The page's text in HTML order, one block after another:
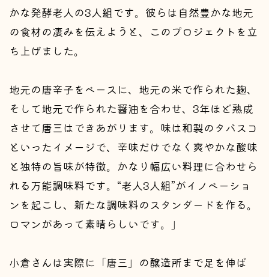
かな発酵老人の3人組です。彼らは自然豊かな地元
の食材の凄みを伝えようと、このプロジェクトを立
ち上げました。
地元の唐辛子をベースに、地元の米で作られた麹、
そして地元で作られた醤油を合わせ、3年ほど熟成
させて唐三はできあがります。味は和製のタバスコ
といったイメージで、辛味だけでなく爽やかな酸味
と独特の旨味が特徴。かなり幅広い料理に合わせら
れる万能調味料です。“老人3人組”がイノベーショ
ンを起こし、新たな調味料のスタンダードを作る。
ロマンがあって素晴らしいです。」
小倉さんは実際に「唐三」の醸造所まで足を伸ば